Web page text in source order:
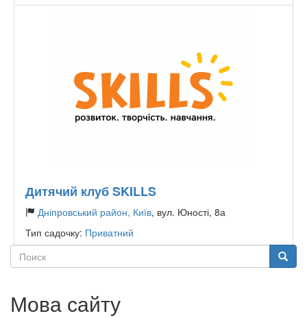
Дитячий клуб SKILLS
Дніпровський район, Київ, вул. Юності, 8а
Тип садочку: Приватний
Поиск
Поиск
Мова сайту